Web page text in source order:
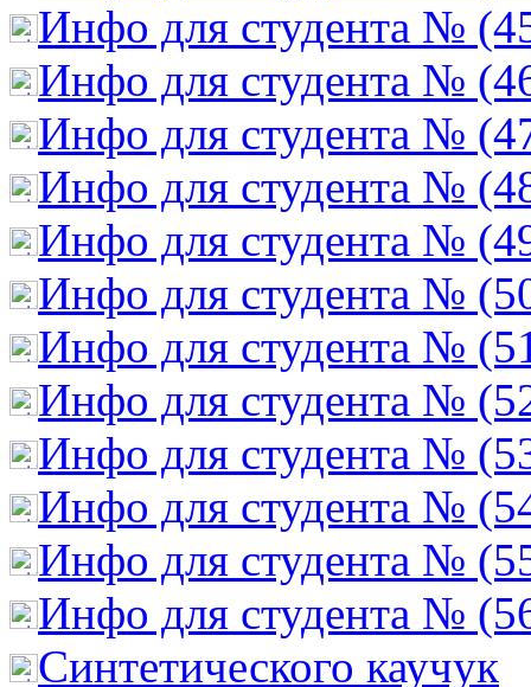
Инфо для студента №
Инфо для студента №
Инфо для студента №
Инфо для студента №
Инфо для студента №
Инфо для студента №
Инфо для студента №
Инфо для студента №
Инфо для студента №
Инфо для студента №
Инфо для студента №
Инфо для студента №
Cинтетического каучук